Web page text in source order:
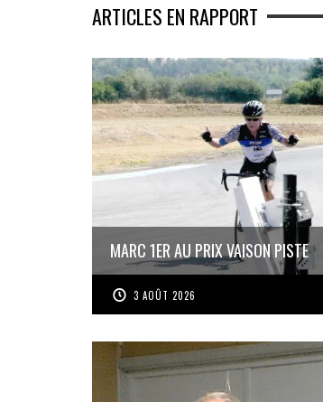
ARTICLES EN RAPPORT
MARC 1ER AU PRIX VAISON PISTE
3 AOÛT 2026